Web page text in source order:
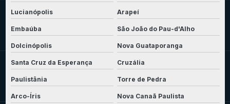
Lucianópolis Arapeí
Embaúba São João do Pau-d'Alho
Dolcinópolis Nova Guataporanga
Santa Cruz da Esperança Cruzália
Paulistânia Torre de Pedra
Arco-Íris Nova Canaã Paulista